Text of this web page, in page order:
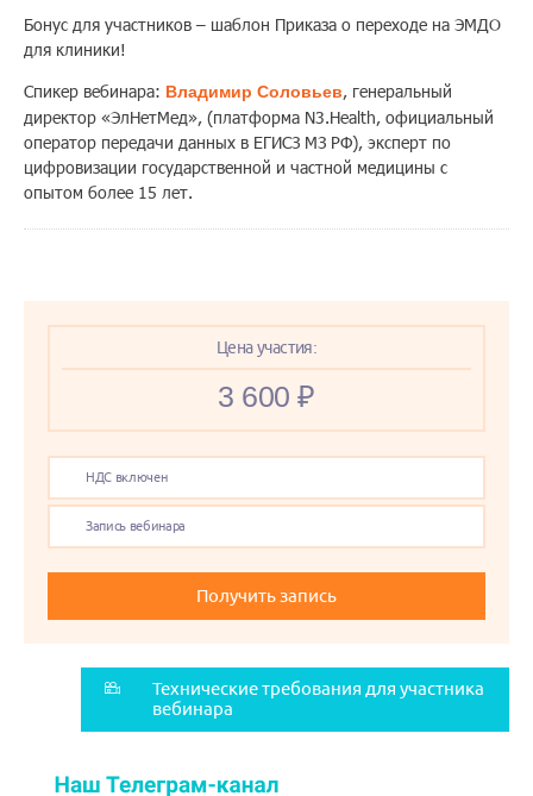
Бонус для участников – шаблон Приказа о переходе на ЭМДО
для клиники!
Спикер вебинара: Владимир Соловьев, генеральный
директор «ЭлНетМед», (платформа N3.Health, официальный
оператор передачи данных в ЕГИСЗ МЗ РФ), эксперт по
цифровизации государственной и частной медицины с
опытом более 15 лет.
Цена участия:
3 600 ₽
НДС включен
Запись вебинара
Получить запись
Технические требования для участника
вебинара